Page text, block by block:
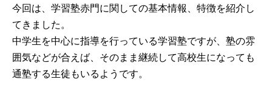
今回は、学習塾赤門に関しての基本情報、特徴を紹介し
てきました。
中学生を中心に指導を行っている学習塾ですが、塾の雰
囲気などが合えば、そのまま継続して高校生になっても
通塾する生徒もいるようです。